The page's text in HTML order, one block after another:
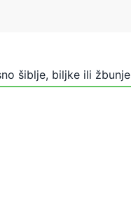
šiblje, biljke ili žbunje